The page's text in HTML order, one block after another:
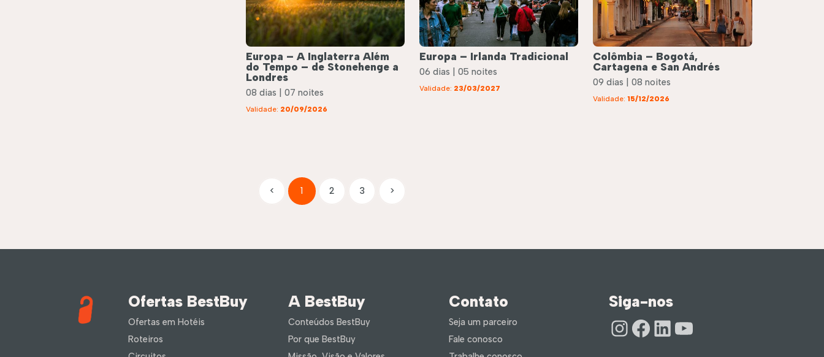
Europa – A Inglaterra Além
do Tempo – de Stonehenge a
Londres
08 dias | 07 noites
Validade: 20/09/2026
Europa – Irlanda Tradicional
06 dias | 05 noites
Validade: 23/03/2027
Colômbia – Bogotá,
Cartagena e San Andrés
09 dias | 08 noites
Validade:15/12/2026
< 1 2 3 >
Ofertas BestBuy
Ofertas em Hotéis
Roteiros
A BestBuy
Conteúdos BestBuy
Por que BestBuy
Contato
Seja um parceiro
Fale conosco
Siga-nos
Instagram